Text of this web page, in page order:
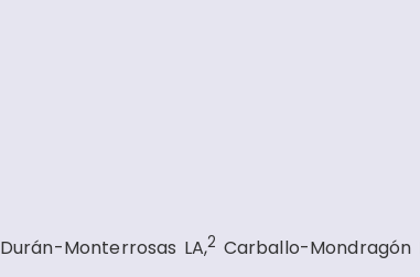
Durán-Monterrosas LA,2 Carballo-Mondragón